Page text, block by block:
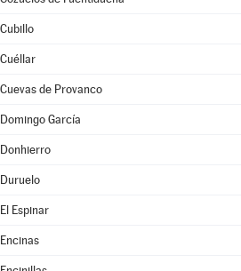
Cubillo
Cuéllar
Cuevas de Provanco
Domingo García
Donhierro
Duruelo
El Espinar
Encinas